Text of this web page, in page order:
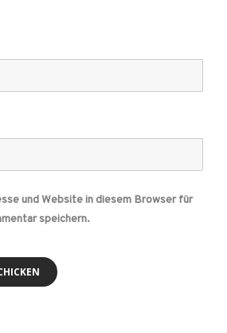
und Website in diesem Browser für
speichern.